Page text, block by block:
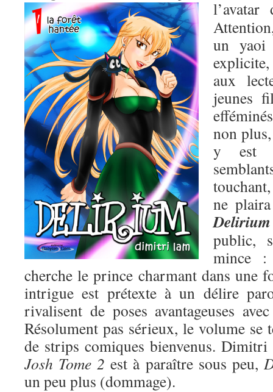
un yaoi
explicite,
aux
jeunes
non
y est
ne
Delirium
public,
mince :
cherche le prince charmant dans une
intrigue est prétexte à un délire
rivalisent de poses avantageuses
Résolument pas sérieux, le volume se
de strips comiques bienvenus.
Josh Tome 2 est à paraître sous peu,
un peu plus (dommage).